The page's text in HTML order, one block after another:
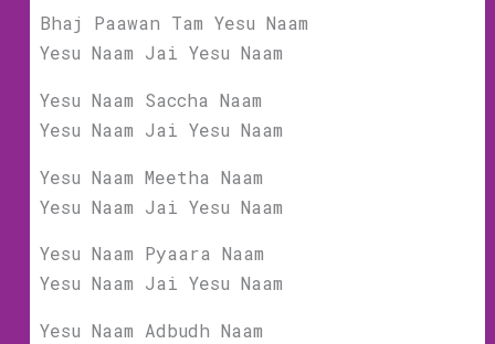
Bhaj Paawan Tam Yesu Naam
Yesu Naam Jai Yesu Naam
Yesu Naam Saccha Naam
Yesu Naam Jai Yesu Naam
Yesu Naam Meetha Naam
Yesu Naam Jai Yesu Naam
Yesu Naam Pyaara Naam
Yesu Naam Jai Yesu Naam
Yesu Naam Adbudh Naam